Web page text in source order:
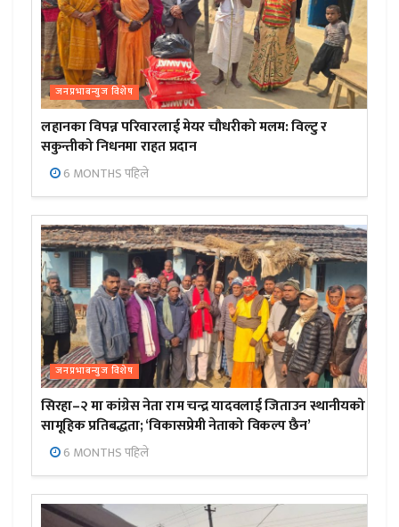
जनप्रभाबन्युज विशेष
लहानका विपन्न परिवारलाई मेयर चौधरीको मलम: विल्टु र
सकुन्तीको निधनमा राहत प्रदान
6 MONTHS पहिले
जनप्रभाबन्युज विशेष
सिरहा–२ मा कांग्रेस नेता राम चन्द्र यादवलाई जिताउन स्थानीयको
सामूहिक प्रतिबद्धता; ‘विकासप्रेमी नेताको विकल्प छैन’
6 MONTHS पहिले